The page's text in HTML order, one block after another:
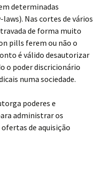
determinadas
Nas cortes de vários
de forma muito
pills ferem ou não o
é válido desautorizar
o poder discricionário
numa sociedade.
poderes e
administrar os
de aquisição